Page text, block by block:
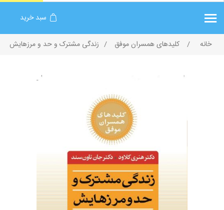
سبد خرید
خانه / کلیدهای همسران موفق / زندگی مشترک‌ و حد و مرزهایش